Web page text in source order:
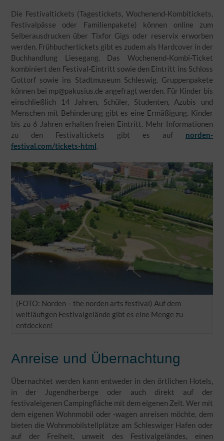
Die Festivaltickets (Tagestickets, Wochenend-Kombitickets,
Festivalpässe oder Familienpakete) können online zum
Selberausdrucken über Tixfor Gigs oder reservix erworben
werden. Frühbuchertickets gibt es zudem als Hardcover in der
Buchhandlung Liesegang. Das Wochenend-Kombi-Ticket
kombiniert den Festival-Eintritt sowie den Eintritt ins Schloss
Gottorf sowie ins Stadtmuseum Schleswig. Gruppenpakete
können bei mp@pakusius.de angefragt werden. Für Kinder bis
einschließlich 14 Jahren, Schüler, Studenten, Azubis und
Menschen mit Behinderung gibt es eine Ermäßigung. Kinder
bis zu 6 Jahren erhalten freien Eintritt. Mehr Informationen
zu den Festivaltickets gibt es auf norden-
festival.com/tickets-html
(FOTO: Norden – the norden arts festival) Auf dem
weitläufigen Festivalgelände gibt es eine Menge zu
entdecken!
Anreise und Übernachtung
Übernachtet werden kann entweder in den örtlichen Hotels,
in der Jugendherberge oder auch direkt auf der
festivaleigenen Campingfläche mit dem eigenen Zelt. Wer mit
dem eigenen Wohnmobil oder -wagen anreisen möchte, dem
bieten die Wohnmobilstellplätze am Schleswiger Hafen oder
auf der Freiheit, unweit des Festivalgeländes, einen